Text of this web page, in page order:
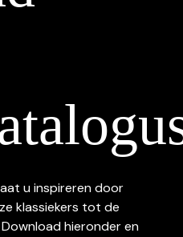
u inspireren door
klassiekers tot de
hieronder en